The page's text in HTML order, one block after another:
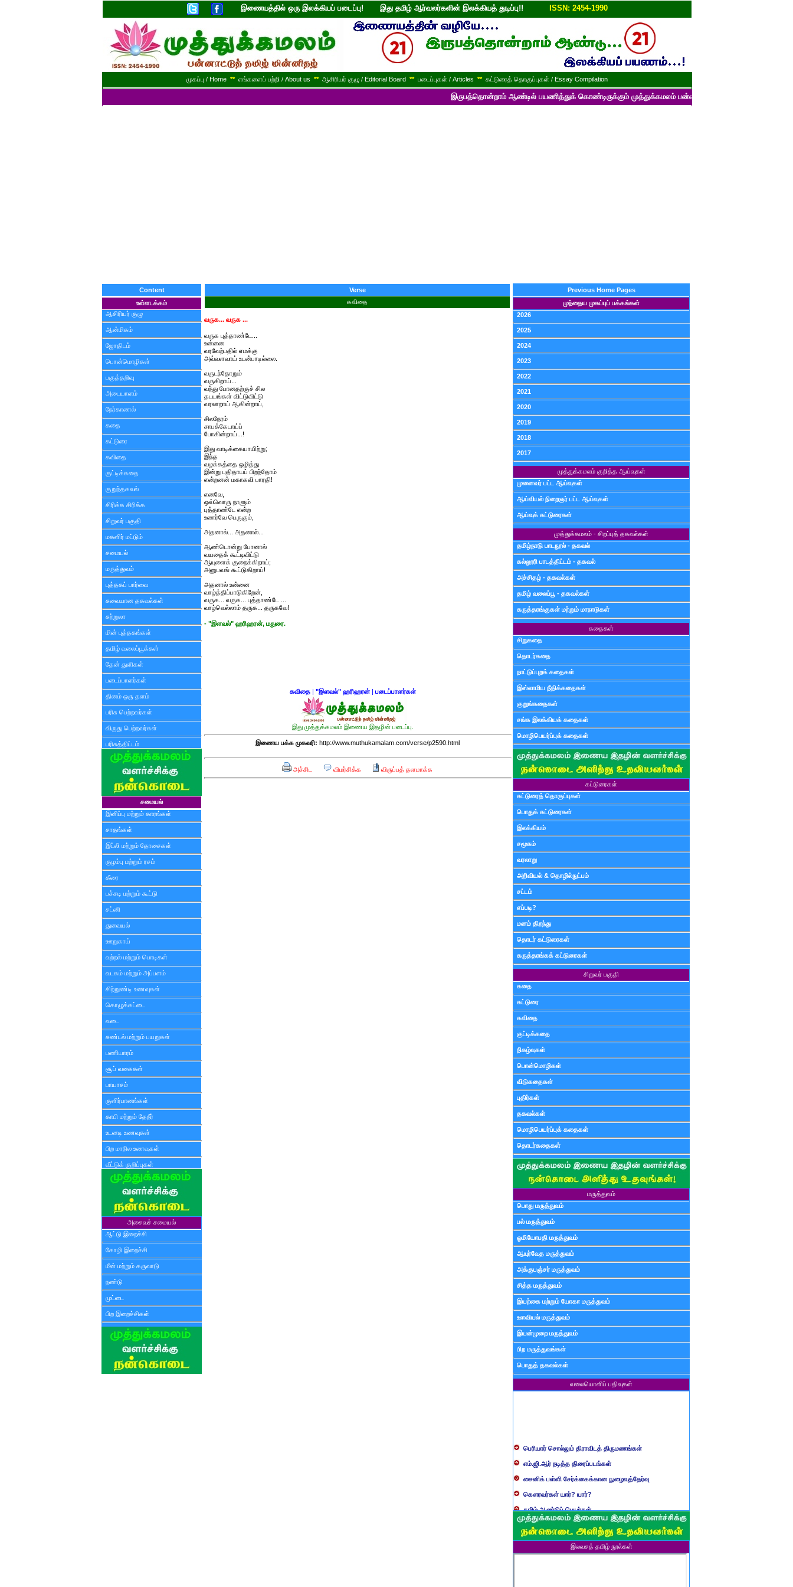
இணையத்தில் ஒரு இலக்கியப் படைப்பு! இது தமிழ் ஆர்வலர்களின் இலக்கியத் துடிப்பு!! ISSN: 2454-1990
முகப்பு / Home ** எங்களைப் பற்றி / About us ** ஆசிரியர் குழு / Editorial Board ** படைப்புகள் / Articles ** கட்டுரைத் தொகுப்புகள் / Essay Compilation
இருபத்தொன்றாம் ஆண்டில் பயணித்துக் கொண்டிருக்கும் முத்துக்கமலம் பன்னாட்டுத் தமிழ் மின்னிதழின்
Content
உள்ளடக்கம்
ஆசிரியர் குழு
ஆன்மிகம்
ஜோதிடம்
பொன்மொழிகள்
பகுத்தறிவு
அடையாளம்
நேர்காணல்
கதை
கட்டுரை
கவிதை
குட்டிக்கதை
குறுந்தகவல்
சிரிக்க சிரிக்க
சிறுவர் பகுதி
மகளிர் மட்டும்
சமையல்
மருத்துவம்
புத்தகப் பார்வை
சுவையான தகவல்கள்
சுற்றுலா
மின் புத்தகங்கள்
தமிழ் வலைப்பூக்கள்
தேன் துளிகள்
படைப்பாளர்கள்
தினம் ஒரு தளம்
பரிசு பெற்றவர்கள்
விருது பெற்றவர்கள்
பரிசுத்திட்டம்
சமையல்
இனிப்பு மற்றும் காரங்கள்
சாதங்கள்
இட்லி மற்றும் தோசைகள்
குழம்பு மற்றும் ரசம்
கீரை
பச்சடி மற்றும் கூட்டு
சட்னி
துவையல்
ஊறுகாய்
வற்றல் மற்றும் பொடிகள்
வடகம் மற்றும் அப்பளம்
சிற்றுண்டி உணவுகள்
கொழுக்கட்டை
வடை
சுண்டல் மற்றும் பயறுகள்
பணியாரம்
சூப் வகைகள்
பாயாசம்
குளிர்பானங்கள்
காபி மற்றும் தேநீர்
உடனடி உணவுகள்
பிற மாநில உணவுகள்
வீட்டுக் குறிப்புகள்
அசைவச் சமையல்
ஆட்டு இறைச்சி
கோழி இறைச்சி
மீன் மற்றும் கருவாடு
நண்டு
முட்டை
பிற இறைச்சிகள்
Verse
கவிதை
வருக... வருக ...
வருக புத்தாண்டே...
உன்னை
வரவேற்பதில் எமக்கு
அவ்வளவாய் உடன்பாடில்லை.
வருடந்தோறும்
வருகிறாய்...
வந்து போனதற்குச் சில
தடயங்கள் விட்டுவிட்டு
வரலாறாய் ஆகின்றாய்,
சிலநேரம்
சாபக்கேடாய்ப்
போகின்றாய்...!
இது வாடிக்கையாயிற்று;
இந்த
வழக்கத்தை ஒழித்து
இன்று புதிதாயப் பிறந்தோம்
என்றனன் மகாகவி பாரதி!
எனவே,
ஒவ்வொரு நாளும்
புத்தாண்டே என்ற
உணர்வே பெருகும்,
அதனால்... அதனால்...
ஆண்டொன்று போனால்
வயதைக் கூட்டிவிட்டு
ஆயுளைக் குறைக்கிறாய்;
அனுபவங் கூட்டுகிறாய்!
அதனால் உன்னை
வாழ்த்திப்பாடுகிறேன்,
வருக... வருக... புத்தாண்டே ...
வாழ்வெல்லாம் தருக... தருகவே!
- "இளவல்" ஹரிஹரன், மதுரை.
கவிதை| "இளவல்" ஹரிஹரன்| படைப்பாளர்கள்
இது முத்துக்கமலம் இணைய இதழின் படைப்பு.
இணைய பக்க முகவரி: http://www.muthukamalam.com/verse/p2590.html
அச்சிட விமர்சிக்க விருப்பத் தளமாக்க
Previous Home Pages
முந்தைய முகப்புப் பக்கங்கள்
2026
2025
2024
2023
2022
2021
2020
2019
2018
2017
முத்துக்கமலம் குறித்த ஆய்வுகள்
முனைவர் பட்ட ஆய்வுகள்
ஆய்வியல் நிறைஞர் பட்ட ஆய்வுகள்
ஆய்வுக் கட்டுரைகள்
முத்துக்கமலம் - சிறப்புத் தகவல்கள்
தமிழ்நாடு பாடநூல் - தகவல்
கல்லூரி பாடத்திட்டம் - தகவல்
அச்சிதழ் - தகவல்கள்
தமிழ் வலைப்பூ - தகவல்கள்
கருத்தரங்குகள் மற்றும் மாநாடுகள்
கதைகள்
சிறுகதை
தொடர்கதை
நாட்டுப்புறக் கதைகள்
இஸ்லாமிய நீதிக்கதைகள்
குறுங்கதைகள்
சங்க இலக்கியக் கதைகள்
மொழிபெயர்ப்புக் கதைகள்
கட்டுரைகள்
கட்டுரைத் தொகுப்புகள்
பொதுக் கட்டுரைகள்
இலக்கியம்
சமூகம்
வரலாறு
அறிவியல் & தொழில்நுட்பம்
சட்டம்
எப்படி?
மனம் திறந்து
தொடர் கட்டுரைகள்
கருத்தரங்கக் கட்டுரைகள்
சிறுவர் பகுதி
கதை
கட்டுரை
கவிதை
குட்டிக்கதை
நிகழ்வுகள்
பொன்மொழிகள்
விடுகதைகள்
புதிர்கள்
தகவல்கள்
மொழிபெயர்ப்புக் கதைகள்
தொடர்கதைகள்
மருத்துவம்
பொது மருத்துவம்
பல் மருத்துவம்
ஓமியோபதி மருத்துவம்
ஆயுர்வேத மருத்துவம்
அக்குபஞ்சர் மருத்துவம்
சித்த மருத்துவம்
இயற்கை மற்றும் யோகா மருத்துவம்
உளவியல் மருத்துவம்
இயன்முறை மருத்துவம்
பிற மருத்துவங்கள்
பொதுத் தகவல்கள்
வலையொளிப் பதிவுகள்
எம்.ஜி.ஆர் நடித்த திரைப்படங்கள்
சைனிக் பள்ளி சேர்க்கைக்கான நுழைவுத்தேர்வு
கௌரவர்கள் யார்? யார்?
தமிழ் ஆண்டுப் பெயர்கள்
பிள்ளையார் சுழி வந்தது எப்படி?
வருவது போவது, வந்தால் போகாது, போனால் வராது...?
பண்டைய படைப் பெயர்கள்இலவசத் தமிழ் நூல்கள்